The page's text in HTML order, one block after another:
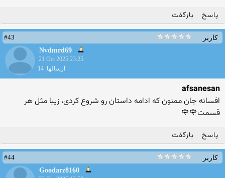
پاسخ بازگفت
کاربر
#43
Nvdmrd69
21 Oct 2025 23:25
ارسالها: 14
afsanesan
افسانه جان ممنون که ادامه داستان رو شروع کردی، زیبا مثل هر
قسمت🌹🌹
پاسخ بازگفت
کاربر
#44
Goodarz8160